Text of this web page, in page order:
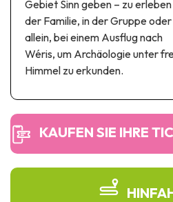
Industrie- & Technikerbe
Regionalprodukte
Gedächtnistourismus
UNESCO erbe
Gebiet Sinn geben – zu
der Familie, in der Gruppe oder
allein, bei einem Ausflug nach
Wéris, um Archäologie unter
Himmel zu erkunden.
KAUFEN SIE IHRE